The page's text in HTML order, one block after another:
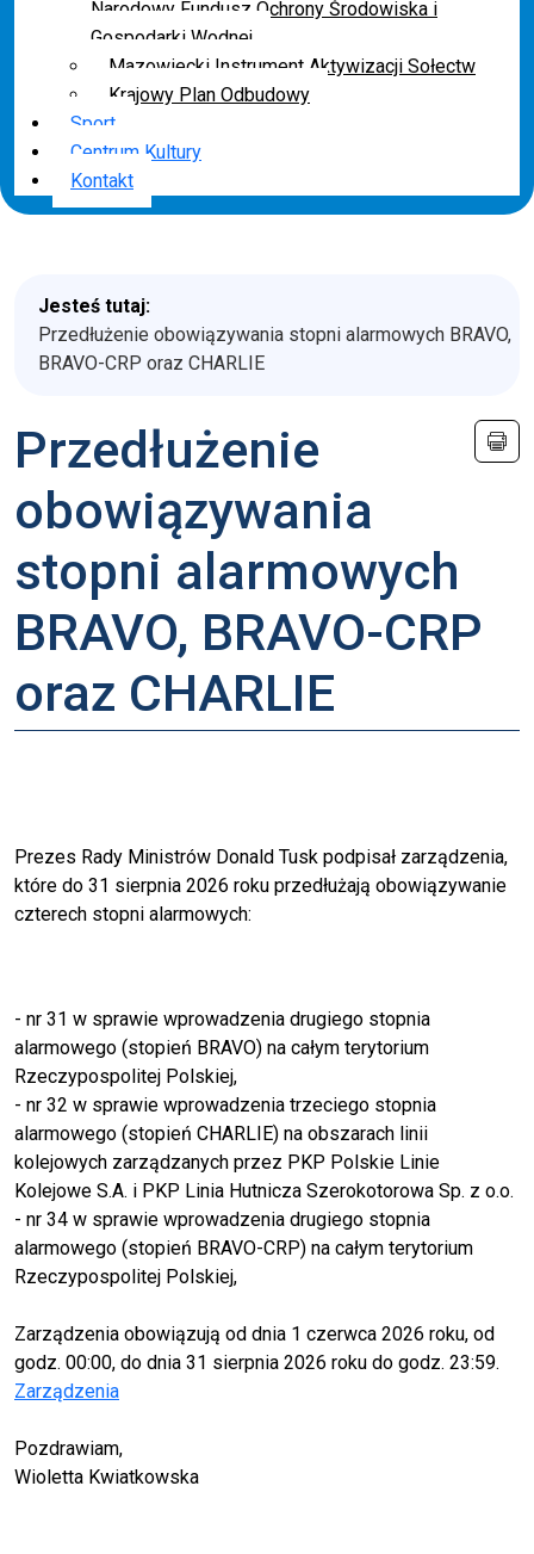
Narodowy Fundusz Ochrony Środowiska i
Gospodarki Wodnej
Mazowiecki Instrument Aktywizacji Sołectw
Krajowy Plan Odbudowy
Sport
Centrum Kultury
Kontakt
Jesteś tutaj:
Przedłużenie obowiązywania stopni alarmowych BRAVO,
BRAVO-CRP oraz CHARLIE
Przedłużenie
obowiązywania
stopni alarmowych
BRAVO, BRAVO-CRP
oraz CHARLIE
Prezes Rady Ministrów Donald Tusk podpisał zarządzenia,
które do 31 sierpnia 2026 roku przedłużają obowiązywanie
czterech stopni alarmowych:
- nr 31 w sprawie wprowadzenia drugiego stopnia
alarmowego (stopień BRAVO) na całym terytorium
Rzeczypospolitej Polskiej,
- nr 32 w sprawie wprowadzenia trzeciego stopnia
alarmowego (stopień CHARLIE) na obszarach linii
kolejowych zarządzanych przez PKP Polskie Linie
Kolejowe S.A. i PKP Linia Hutnicza Szerokotorowa Sp. z o.o.
- nr 34 w sprawie wprowadzenia drugiego stopnia
alarmowego (stopień BRAVO-CRP) na całym terytorium
Rzeczypospolitej Polskiej,
Zarządzenia obowiązują od dnia 1 czerwca 2026 roku, od
godz. 00:00, do dnia 31 sierpnia 2026 roku do godz. 23:59.
Zarządzenia
Pozdrawiam,
Wioletta Kwiatkowska